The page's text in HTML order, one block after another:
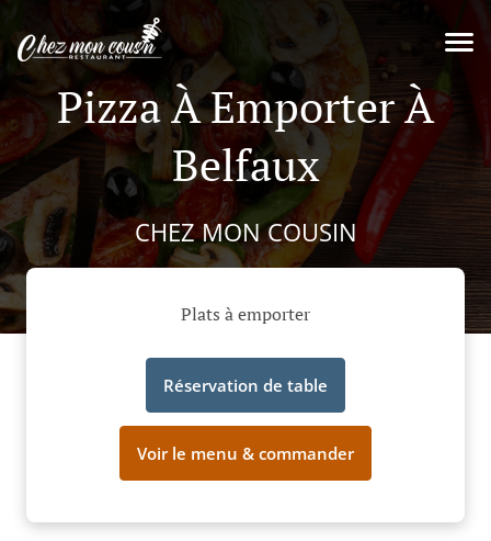
Pizza À Emporter À
Belfaux
CHEZ MON COUSIN
Plats à emporter
Réservation de table
Voir le menu & commander